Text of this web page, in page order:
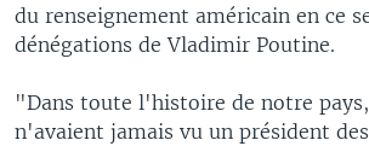
du renseignement américain en ce
dénégations de Vladimir Poutine.
"Dans toute l'histoire de notre
n'avaient jamais vu un président